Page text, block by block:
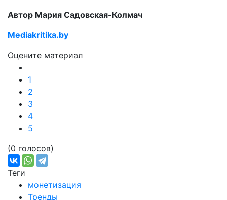
Автор Мария Садовская-Колмач
Mediakritika.by
Оцените материал
1
2
3
4
5
(0 голосов)
Теги
монетизация
Тренды